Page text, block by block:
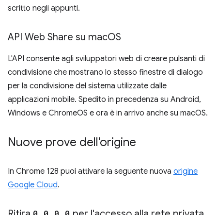
scritto negli appunti.
API Web Share su macOS
L'API consente agli sviluppatori web di creare pulsanti di
condivisione che mostrano lo stesso finestre di dialogo
per la condivisione del sistema utilizzate dalle
applicazioni mobile. Spedito in precedenza su Android,
Windows e ChromeOS e ora è in arrivo anche su macOS.
Nuove prove dell'origine
In Chrome 128 puoi attivare la seguente nuova origine
Google Cloud.